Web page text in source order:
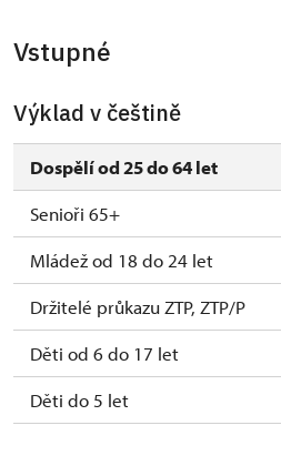
Vstupné
Výklad v češtině
Dospělí od 25 do 64 let
Senioři 65+
Mládež od 18 do 24 let
Držitelé průkazu ZTP, ZTP/P
Děti od 6 do 17 let
Děti do 5 let